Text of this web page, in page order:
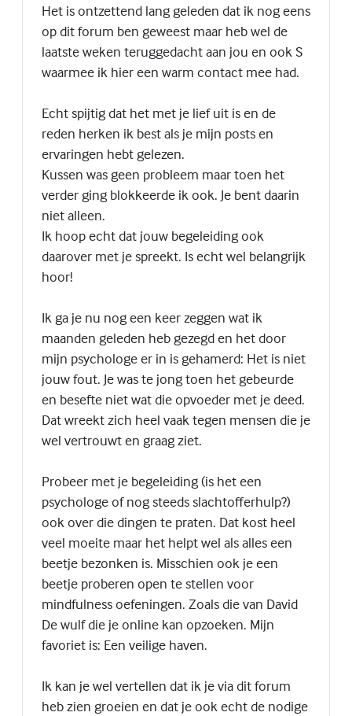
Het is ontzettend lang geleden dat ik nog eens
op dit forum ben geweest maar heb wel de
laatste weken teruggedacht aan jou en ook S
waarmee ik hier een warm contact mee had.
Echt spijtig dat het met je lief uit is en de
reden herken ik best als je mijn posts en
ervaringen hebt gelezen.
Kussen was geen probleem maar toen het
verder ging blokkeerde ik ook. Je bent daarin
niet alleen.
Ik hoop echt dat jouw begeleiding ook
daarover met je spreekt. Is echt wel belangrijk
hoor!
Ik ga je nu nog een keer zeggen wat ik
maanden geleden heb gezegd en het door
mijn psychologe er in is gehamerd: Het is niet
jouw fout. Je was te jong toen het gebeurde
en besefte niet wat die opvoeder met je deed.
Dat wreekt zich heel vaak tegen mensen die je
wel vertrouwt en graag ziet.
Probeer met je begeleiding (is het een
psychologe of nog steeds slachtofferhulp?)
ook over die dingen te praten. Dat kost heel
veel moeite maar het helpt wel als alles een
beetje bezonken is. Misschien ook je een
beetje proberen open te stellen voor
mindfulness oefeningen. Zoals die van David
De wulf die je online kan opzoeken. Mijn
favoriet is: Een veilige haven.
Ik kan je wel vertellen dat ik je via dit forum
heb zien groeien en dat je ook echt de nodige